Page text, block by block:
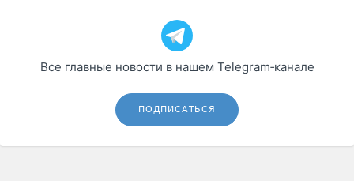
Все главные новости в нашем Telegram‑канале
ПОДПИСАТЬСЯ